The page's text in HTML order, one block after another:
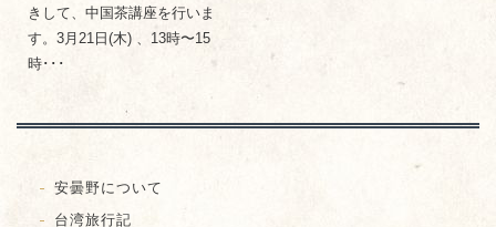
きして、中国茶講座を行いま
す。3月21日(木) 、13時〜15
時･･･
安曇野について
台湾旅行記